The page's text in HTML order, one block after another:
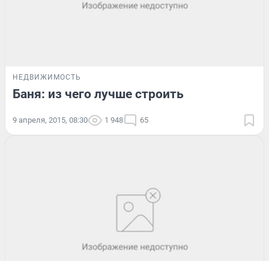
НЕДВИЖИМОСТЬ
Баня: из чего лучше строить
9 апреля, 2015, 08:30 1 948 65